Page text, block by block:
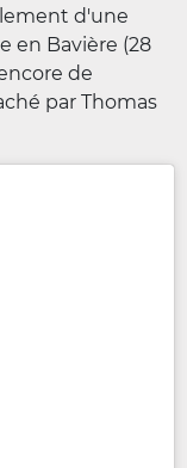
d'une
en Bavière (28
de
par Thomas